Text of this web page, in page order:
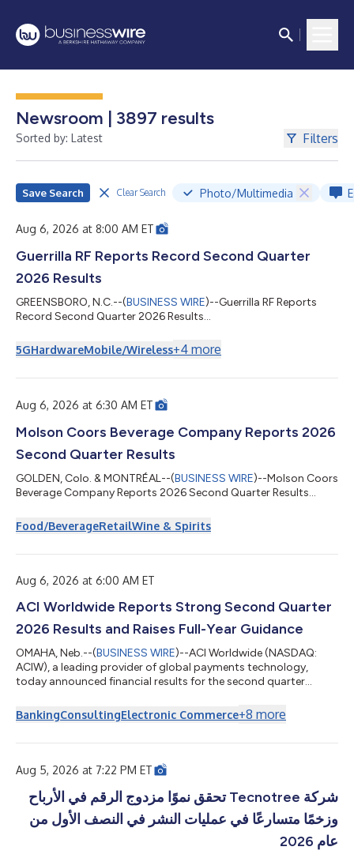
Newsroom | 3897 results
Sorted by: Latest Filters
Photo/Multimedia
Save Search Clear Search
Aug 6, 2026 at 8:00 AM ET
Guerrilla RF Reports Record Second Quarter
2026 Results
GREENSBORO, N.C.--(BUSINESS WIRE)--Guerrilla RF Reports
Record Second Quarter 2026 Results...
5GHardwareMobile/Wireless+4 more
Aug 6, 2026 at 6:30 AM ET
Molson Coors Beverage Company Reports 2026
Second Quarter Results
GOLDEN, Colo. & MONTRÉAL--(BUSINESS WIRE)--Molson Coors
Beverage Company Reports 2026 Second Quarter Results...
Food/BeverageRetailWine & Spirits
Aug 6, 2026 at 6:00 AM ET
ACI Worldwide Reports Strong Second Quarter
2026 Results and Raises Full-Year Guidance
OMAHA, Neb.--(BUSINESS WIRE)--ACI Worldwide (NASDAQ:
ACIW), a leading provider of global payments technology,
today announced financial results for the second quarter
year 2026. "Signing two U.S.-based customers for ACI Connetic
is a significant milestone and validates both the strength of our
market," said Thomas Warsop, P...
BankingConsultingElectronic Commerce+8 more
Aug 5, 2026 at 7:22 PM ET
شركة Tecnotree تحقق نموًا مزدوج الرقم في الأرباح
وزخمًا متسارعًا في عمليات النشر في النصف الأول من
عام 2026